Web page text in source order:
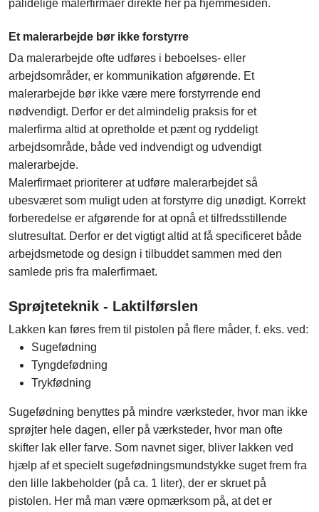
pålidelige malerfirmaer direkte her på hjemmesiden.
Et malerarbejde bør ikke forstyrre
Da malerarbejde ofte udføres i beboelses- eller
arbejdsområder, er kommunikation afgørende. Et
malerarbejde bør ikke være mere forstyrrende end
nødvendigt. Derfor er det almindelig praksis for et
malerfirma altid at opretholde et pænt og ryddeligt
arbejdsområde, både ved indvendigt og udvendigt
malerarbejde.
Malerfirmaet prioriterer at udføre malerarbejdet så
ubesværet som muligt uden at forstyrre dig unødigt. Korrekt
forberedelse er afgørende for at opnå et tilfredsstillende
slutresultat. Derfor er det vigtigt altid at få specificeret både
arbejdsmetode og design i tilbuddet sammen med den
samlede pris fra malerfirmaet.
Sprøjteteknik - Laktilførslen
Lakken kan føres frem til pistolen på flere måder, f. eks. ved:
Sugefødning
Tyngdefødning
Trykfødning
Sugefødning benyttes på mindre værksteder, hvor man ikke
sprøjter hele dagen, eller på værksteder, hvor man ofte
skifter lak eller farve. Som navnet siger, bliver lakken ved
hjælp af et specielt sugefødningsmundstykke suget frem fra
den lille lakbeholder (på ca. 1 liter), der er skruet på
pistolen. Her må man være opmærksom på, at det er